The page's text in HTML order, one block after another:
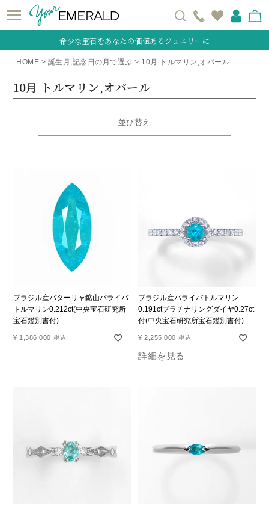
希少な宝石をあなたの価値あるジュエリーに
HOME 誕生月,記念日の月で選ぶ 10月 トルマリン,オパール
10月 トルマリン,オパール
並び替え
ブラジル産バターリャ鉱山パライバ
トルマリン0.212ct(中央宝石研究所
宝石鑑別書付)
¥ 1,386,000 税込
ブラジル産パライバトルマリン
0.191ctプラチナリングダイヤ0.27ct
付(中央宝石研究所宝石鑑別書付)
¥ 2,255,000 税込
詳細を見る